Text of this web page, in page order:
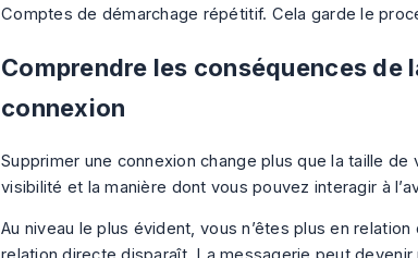
Comptes de démarchage répétitif. Cela garde le
Comprendre les conséquences de
connexion
Supprimer une connexion change plus que la taille de
visibilité et la manière dont vous pouvez interagir à
Au niveau le plus évident, vous n’êtes plus en